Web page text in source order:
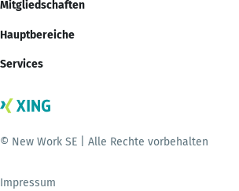
Mitgliedschaften
Hauptbereiche
Services
© New Work SE | Alle Rechte vorbehalten
Impressum